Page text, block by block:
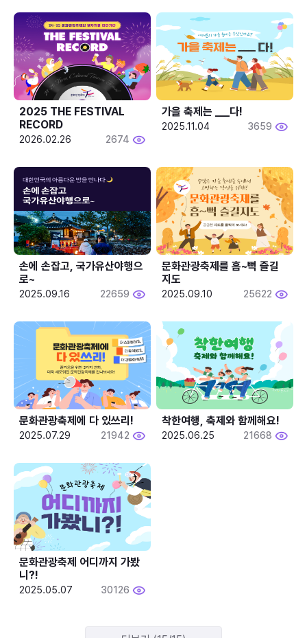
2025 THE FESTIVAL
RECORD
2026.02.26 2674
2025.11.04 3659
손에 손잡고, 국가유산야행으
로~
2025.09.16 22659
문화관광축제를 흠~뻑 즐길
지도
2025.09.10 25622
문화관광축제에 다 있쓰리!
2025.07.29 21942
착한여행, 축제와 함께해요!
2025.06.25 21668
문화관광축제 어디까지 가봤
니?!
2025.05.07 30126